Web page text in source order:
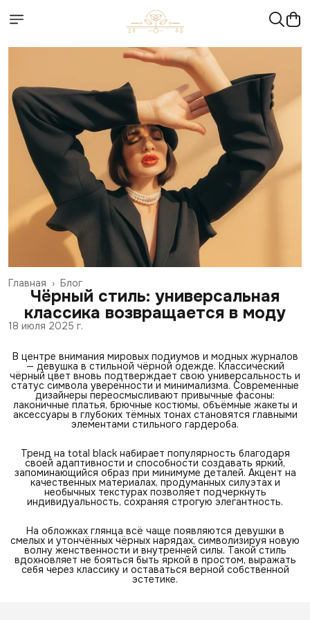
Блог
Главная ›
Чёрный стиль: универсальная
классика возвращается в моду
18 июля 2025 г.
В центре внимания мировых подиумов и модных журналов
— девушка в стильной чёрной одежде. Классический
чёрный цвет вновь подтверждает свою универсальность и
статус символа уверенности и минимализма. Современные
дизайнеры переосмысливают привычные фасоны:
лаконичные платья, брючные костюмы, объёмные жакеты и
аксессуары в глубоких тёмных тонах становятся главными
элементами стильного гардероба.
Тренд на total black набирает популярность благодаря
своей адаптивности и способности создавать яркий,
запоминающийся образ при минимуме деталей. Акцент на
качественных материалах, продуманных силуэтах и
необычных текстурах позволяет подчеркнуть
индивидуальность, сохраняя строгую элегантность.
На обложках глянца всё чаще появляются девушки в
смелых и утончённых чёрных нарядах, символизируя новую
волну женственности и внутренней силы. Такой стиль
вдохновляет не бояться быть яркой в простом, выражать
себя через классику и оставаться верной собственной
эстетике.